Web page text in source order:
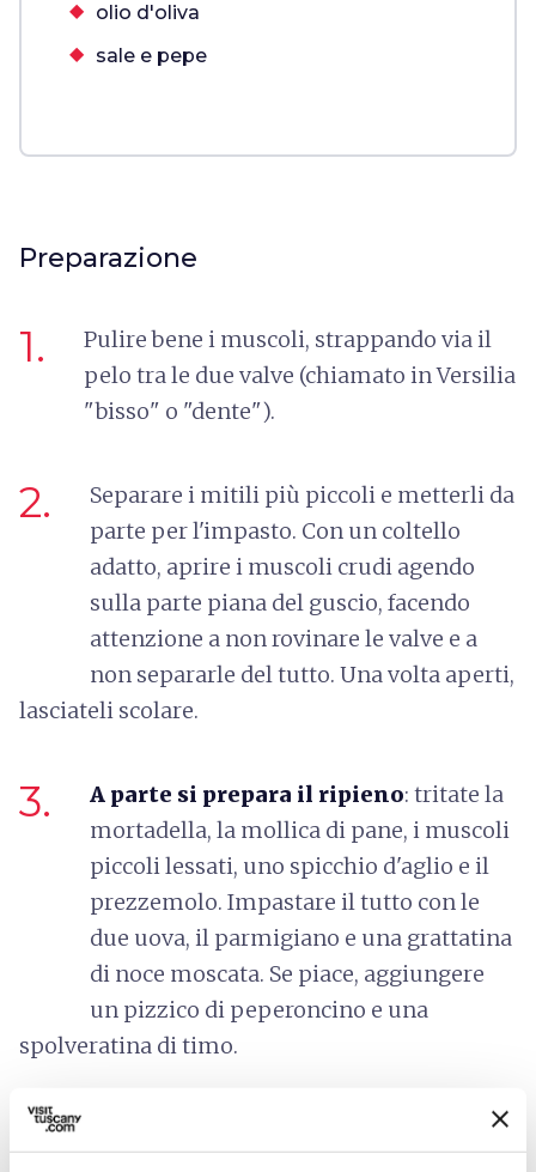
olio d'oliva
sale e pepe
Preparazione
1.
Pulire bene i muscoli, strappando via il
pelo tra le due valve (chiamato in Versilia
"bisso" o "dente").
2.
Separare i mitili più piccoli e metterli da
parte per l'impasto. Con un coltello
adatto, aprire i muscoli crudi agendo
sulla parte piana del guscio, facendo
attenzione a non rovinare le valve e a
non separarle del tutto. Una volta aperti,
lasciateli scolare.
3. A parte si prepara il ripieno: tritate la
mortadella, la mollica di pane, i muscoli
piccoli lessati, uno spicchio d'aglio e il
prezzemolo. Impastare il tutto con le
due uova, il parmigiano e una grattatina
di noce moscata. Se piace, aggiungere
un pizzico di peperoncino e una
spolveratina di timo.
4.